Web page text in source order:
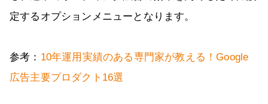
定するオプションメニューとなります。
参考： 10年運用実績のある専門家が教える！Google
広告主要プロダクト16選